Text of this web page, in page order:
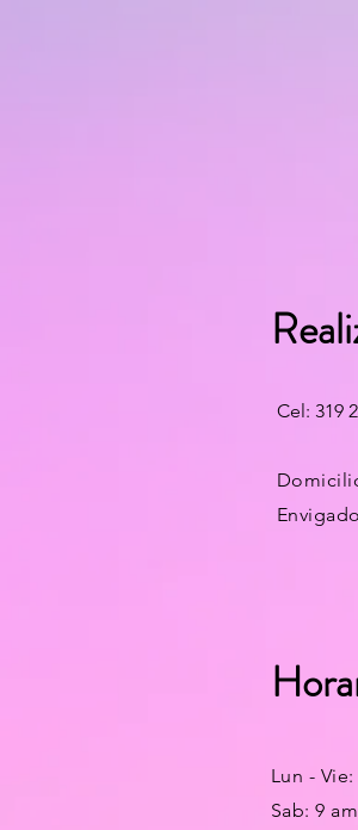
Cel: 319
Lun -
Sab: 9